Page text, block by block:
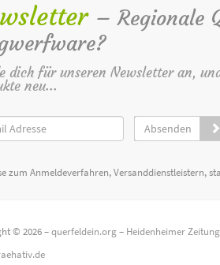
– Regionale
dich für unseren Newsletter an,
neu...
Absenden
zum Anmeldeverfahren, Versanddienstleistern,
© 2026 –querfeldein.org– Heidenheimer